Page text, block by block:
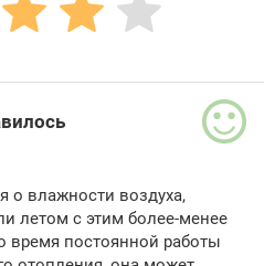
о влажности воздуха,
летом с этим более-менее
время постоянной работы